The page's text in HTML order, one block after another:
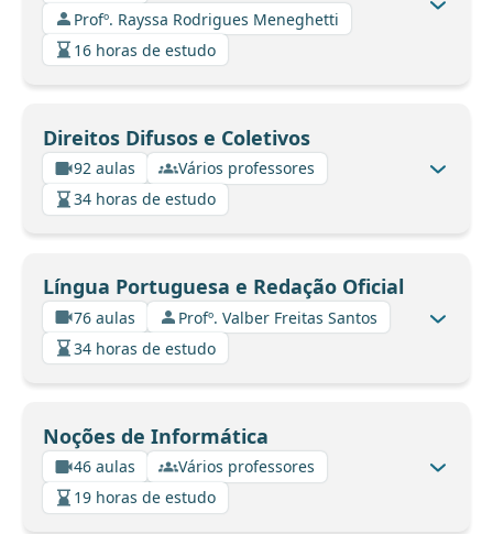
Profº. Rayssa Rodrigues Meneghetti
16 horas de estudo
Direitos Difusos e Coletivos
92 aulas
Vários professores
34 horas de estudo
Língua Portuguesa e Redação Oficial
76 aulas
Profº. Valber Freitas Santos
34 horas de estudo
Noções de Informática
46 aulas
Vários professores
19 horas de estudo